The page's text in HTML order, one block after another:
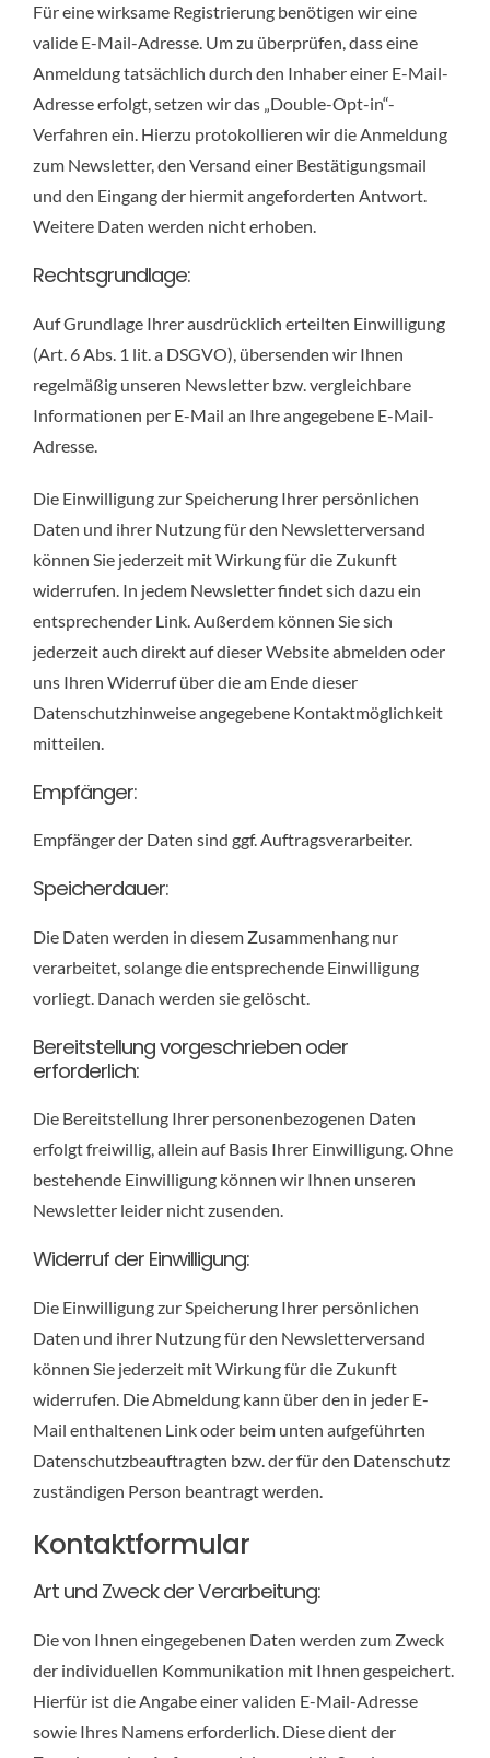
Für eine wirksame Registrierung benötigen wir eine
valide E-Mail-Adresse. Um zu überprüfen, dass eine
Anmeldung tatsächlich durch den Inhaber einer E-Mail-
Adresse erfolgt, setzen wir das „Double-Opt-in“-
Verfahren ein. Hierzu protokollieren wir die Anmeldung
zum Newsletter, den Versand einer Bestätigungsmail
und den Eingang der hiermit angeforderten Antwort.
Weitere Daten werden nicht erhoben.
Rechtsgrundlage:
Auf Grundlage Ihrer ausdrücklich erteilten Einwilligung
(Art. 6 Abs. 1 lit. a DSGVO), übersenden wir Ihnen
regelmäßig unseren Newsletter bzw. vergleichbare
Informationen per E-Mail an Ihre angegebene E-Mail-
Adresse.
Die Einwilligung zur Speicherung Ihrer persönlichen
Daten und ihrer Nutzung für den Newsletterversand
können Sie jederzeit mit Wirkung für die Zukunft
widerrufen. In jedem Newsletter findet sich dazu ein
entsprechender Link. Außerdem können Sie sich
jederzeit auch direkt auf dieser Website abmelden oder
uns Ihren Widerruf über die am Ende dieser
Datenschutzhinweise angegebene Kontaktmöglichkeit
mitteilen.
Empfänger:
Empfänger der Daten sind ggf. Auftragsverarbeiter.
Speicherdauer:
Die Daten werden in diesem Zusammenhang nur
verarbeitet, solange die entsprechende Einwilligung
vorliegt. Danach werden sie gelöscht.
Bereitstellung vorgeschrieben oder
erforderlich:
Die Bereitstellung Ihrer personenbezogenen Daten
erfolgt freiwillig, allein auf Basis Ihrer Einwilligung. Ohne
bestehende Einwilligung können wir Ihnen unseren
Newsletter leider nicht zusenden.
Widerruf der Einwilligung:
Die Einwilligung zur Speicherung Ihrer persönlichen
Daten und ihrer Nutzung für den Newsletterversand
können Sie jederzeit mit Wirkung für die Zukunft
widerrufen. Die Abmeldung kann über den in jeder E-
Mail enthaltenen Link oder beim unten aufgeführten
Datenschutzbeauftragten bzw. der für den Datenschutz
zuständigen Person beantragt werden.
Kontaktformular
Art und Zweck der Verarbeitung:
Die von Ihnen eingegebenen Daten werden zum Zweck
der individuellen Kommunikation mit Ihnen gespeichert.
Hierfür ist die Angabe einer validen E-Mail-Adresse
sowie Ihres Namens erforderlich. Diese dient der